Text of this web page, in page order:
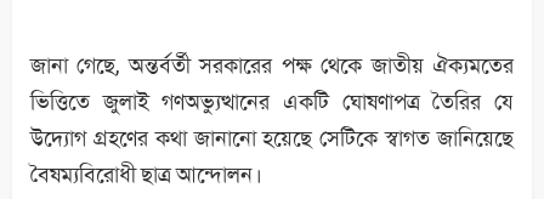
জানা গেছে, অন্তর্বর্তী সরকারের পক্ষ থেকে জাতীয় ঐক্যমতের
ভিত্তিতে জুলাই গণঅভ্যুত্থানের একটি ঘোষণাপত্র তৈরির যে
উদ্যোগ গ্রহণের কথা জানানো হয়েছে সেটিকে স্বাগত জানিয়েছে
বৈষম্যবিরোধী ছাত্র আন্দোলন।